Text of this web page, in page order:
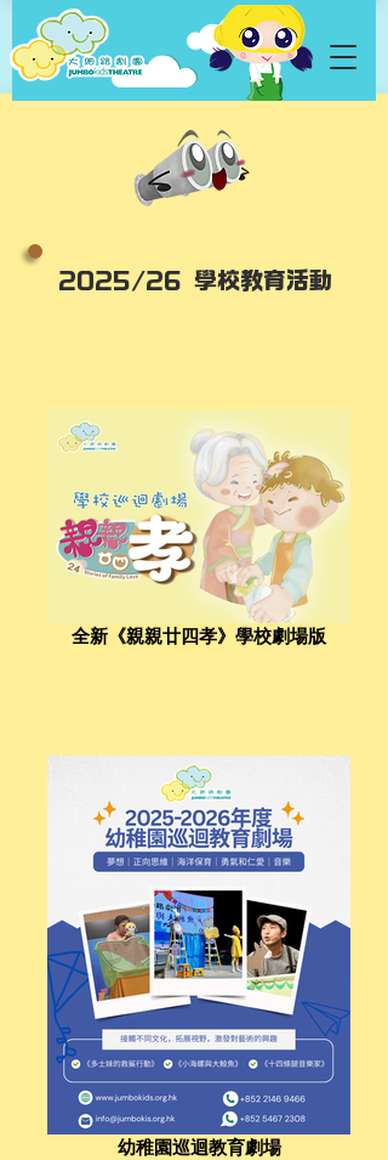
2025/26 學校教育活動
全新《親親廿四孝》學校劇場版
幼稚園巡迴教育劇場